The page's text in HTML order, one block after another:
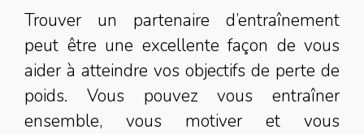
Trouver un partenaire d’entraînement
peut être une excellente façon de vous
aider à atteindre vos objectifs de perte de
poids. Vous pouvez vous entraîner
ensemble, vous motiver et vous